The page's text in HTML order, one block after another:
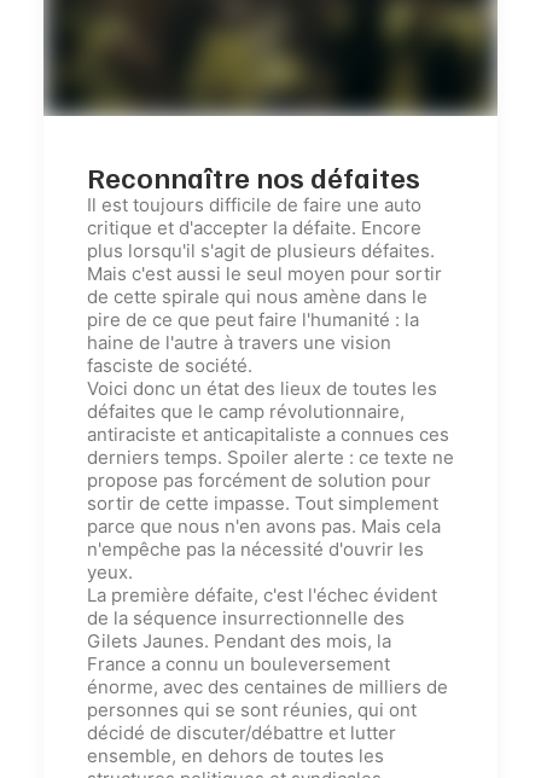
Reconnaître nos défaites
Il est toujours difficile de faire une auto
critique et d'accepter la défaite. Encore
plus lorsqu'il s'agit de plusieurs défaites.
Mais c'est aussi le seul moyen pour sortir
de cette spirale qui nous amène dans le
pire de ce que peut faire l'humanité : la
haine de l'autre à travers une vision
fasciste de société.
Voici donc un état des lieux de toutes les
défaites que le camp révolutionnaire,
antiraciste et anticapitaliste a connues ces
derniers temps. Spoiler alerte : ce texte ne
propose pas forcément de solution pour
sortir de cette impasse. Tout simplement
parce que nous n'en avons pas. Mais cela
n'empêche pas la nécessité d'ouvrir les
yeux.
La première défaite, c'est l'échec évident
de la séquence insurrectionnelle des
Gilets Jaunes. Pendant des mois, la
France a connu un bouleversement
énorme, avec des centaines de milliers de
personnes qui se sont réunies, qui ont
décidé de discuter/débattre et lutter
ensemble, en dehors de toutes les